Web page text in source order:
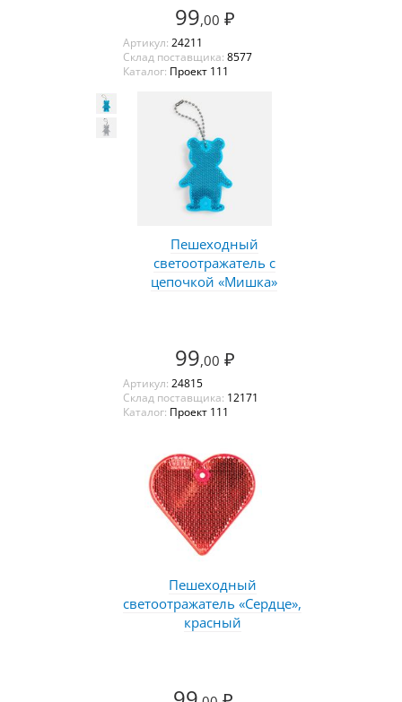
99,00 ₽
Артикул: 24211
Склад поставщика: 8577
Каталог: Проект 111
Пешеходный
светоотражатель с
цепочкой «Мишка»
99,00 ₽
Артикул: 24815
Склад поставщика: 12171
Каталог: Проект 111
Пешеходный
светоотражатель «Сердце»,
красный